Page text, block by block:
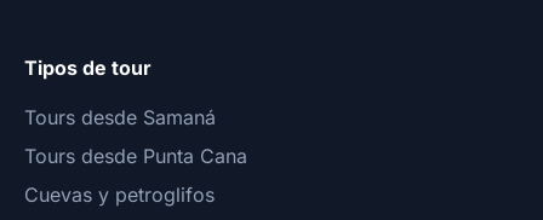
Tipos de tour
Tours desde Samaná
Tours desde Punta Cana
Cuevas y petroglifos